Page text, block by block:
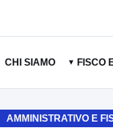
CHI SIAMO ▾ FISCO
AMMINISTRATIVO E